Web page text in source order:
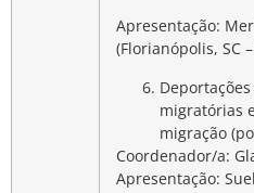
Apresentação:
(Florianópolis, SC
migratórias
migração
Coordenador/a:
Apresentação: